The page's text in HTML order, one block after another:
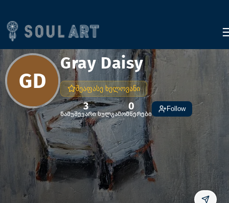
GD
Gray Daisy
შეაფასე ხელოვანი
3
ნამუშევარი სულ
0
გამომწერები
Follow